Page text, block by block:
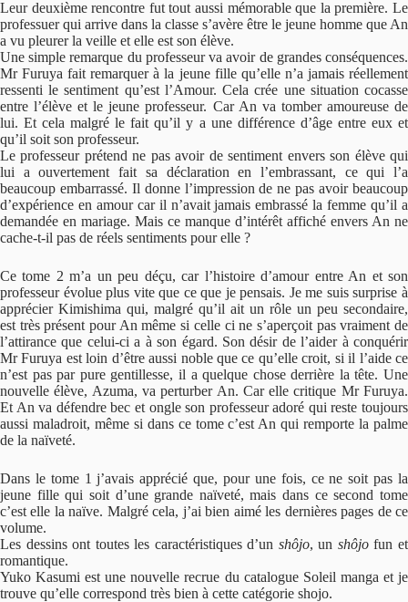
Leur deuxième rencontre fut tout aussi mémorable que la première. Le
professuer qui arrive dans la classe s’avère être le jeune homme que An
a vu pleurer la veille et elle est son élève.
Une simple remarque du professeur va avoir de grandes conséquences.
Mr Furuya fait remarquer à la jeune fille qu’elle n’a jamais réellement
ressenti le sentiment qu’est l’Amour. Cela crée une situation cocasse
entre l’élève et le jeune professeur. Car An va tomber amoureuse de
lui. Et cela malgré le fait qu’il y a une différence d’âge entre eux et
qu’il soit son professeur.
Le professeur prétend ne pas avoir de sentiment envers son élève qui
lui a ouvertement fait sa déclaration en l’embrassant, ce qui l’a
beaucoup embarrassé. Il donne l’impression de ne pas avoir beaucoup
d’expérience en amour car il n’avait jamais embrassé la femme qu’il a
demandée en mariage. Mais ce manque d’intérêt affiché envers An ne
cache-t-il pas de réels sentiments pour elle ?
Ce tome 2 m’a un peu déçu, car l’histoire d’amour entre An et son
professeur évolue plus vite que ce que je pensais. Je me suis surprise à
apprécier Kimishima qui, malgré qu’il ait un rôle un peu secondaire,
est très présent pour An même si celle ci ne s’aperçoit pas vraiment de
l’attirance que celui-ci a à son égard. Son désir de l’aider à conquérir
Mr Furuya est loin d’être aussi noble que ce qu’elle croit, si il l’aide ce
n’est pas par pure gentillesse, il a quelque chose derrière la tête. Une
nouvelle élève, Azuma, va perturber An. Car elle critique Mr Furuya.
Et An va défendre bec et ongle son professeur adoré qui reste toujours
aussi maladroit, même si dans ce tome c’est An qui remporte la palme
de la naïveté.
Dans le tome 1 j’avais apprécié que, pour une fois, ce ne soit pas la
jeune fille qui soit d’une grande naïveté, mais dans ce second tome
c’est elle la naïve. Malgré cela, j’ai bien aimé les dernières pages de ce
volume.
Les dessins ont toutes les caractéristiques d’un shôjo, un shôjofun et
romantique.
Yuko Kasumi est une nouvelle recrue du catalogue Soleil manga et je
trouve qu’elle correspond très bien à cette catégorie shojo.